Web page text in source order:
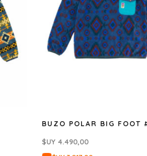
BUZO POLAR BIG FOOT
$UY 4.490,00